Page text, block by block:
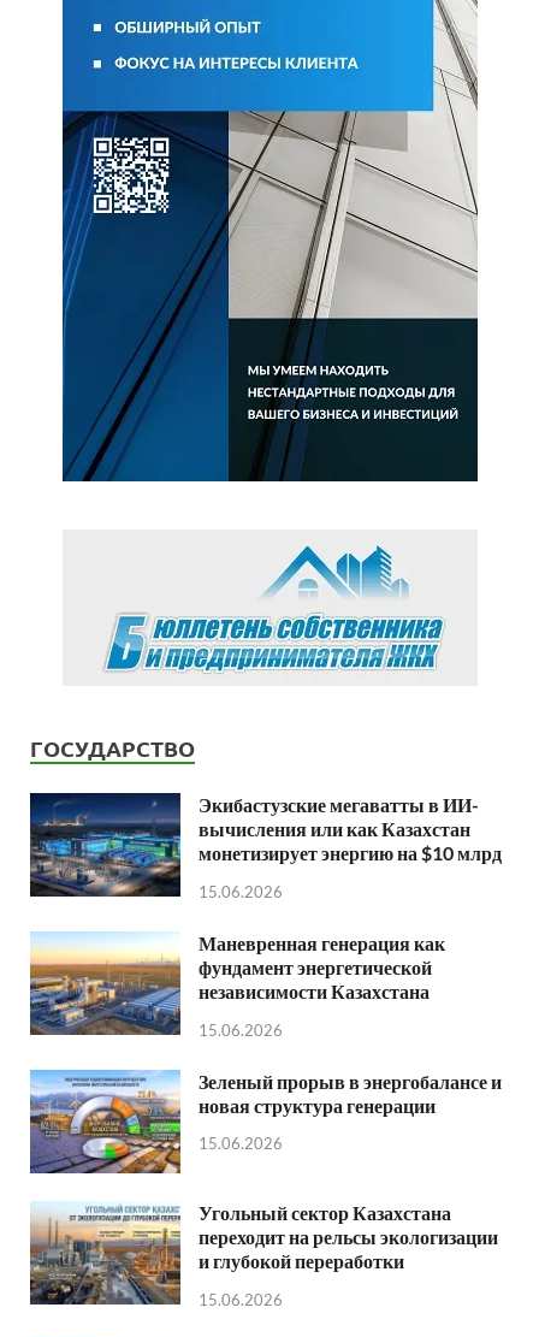
ГОСУДАРСТВО
Экибастузские мегаватты в ИИ-
вычисления или как Казахстан
монетизирует энергию на $10 млрд
15.06.2026
Маневренная генерация как
фундамент энергетической
независимости Казахстана
15.06.2026
Зеленый прорыв в энергобалансе и
новая структура генерации
15.06.2026
Угольный сектор Казахстана
переходит на рельсы экологизации
и глубокой переработки
15.06.2026